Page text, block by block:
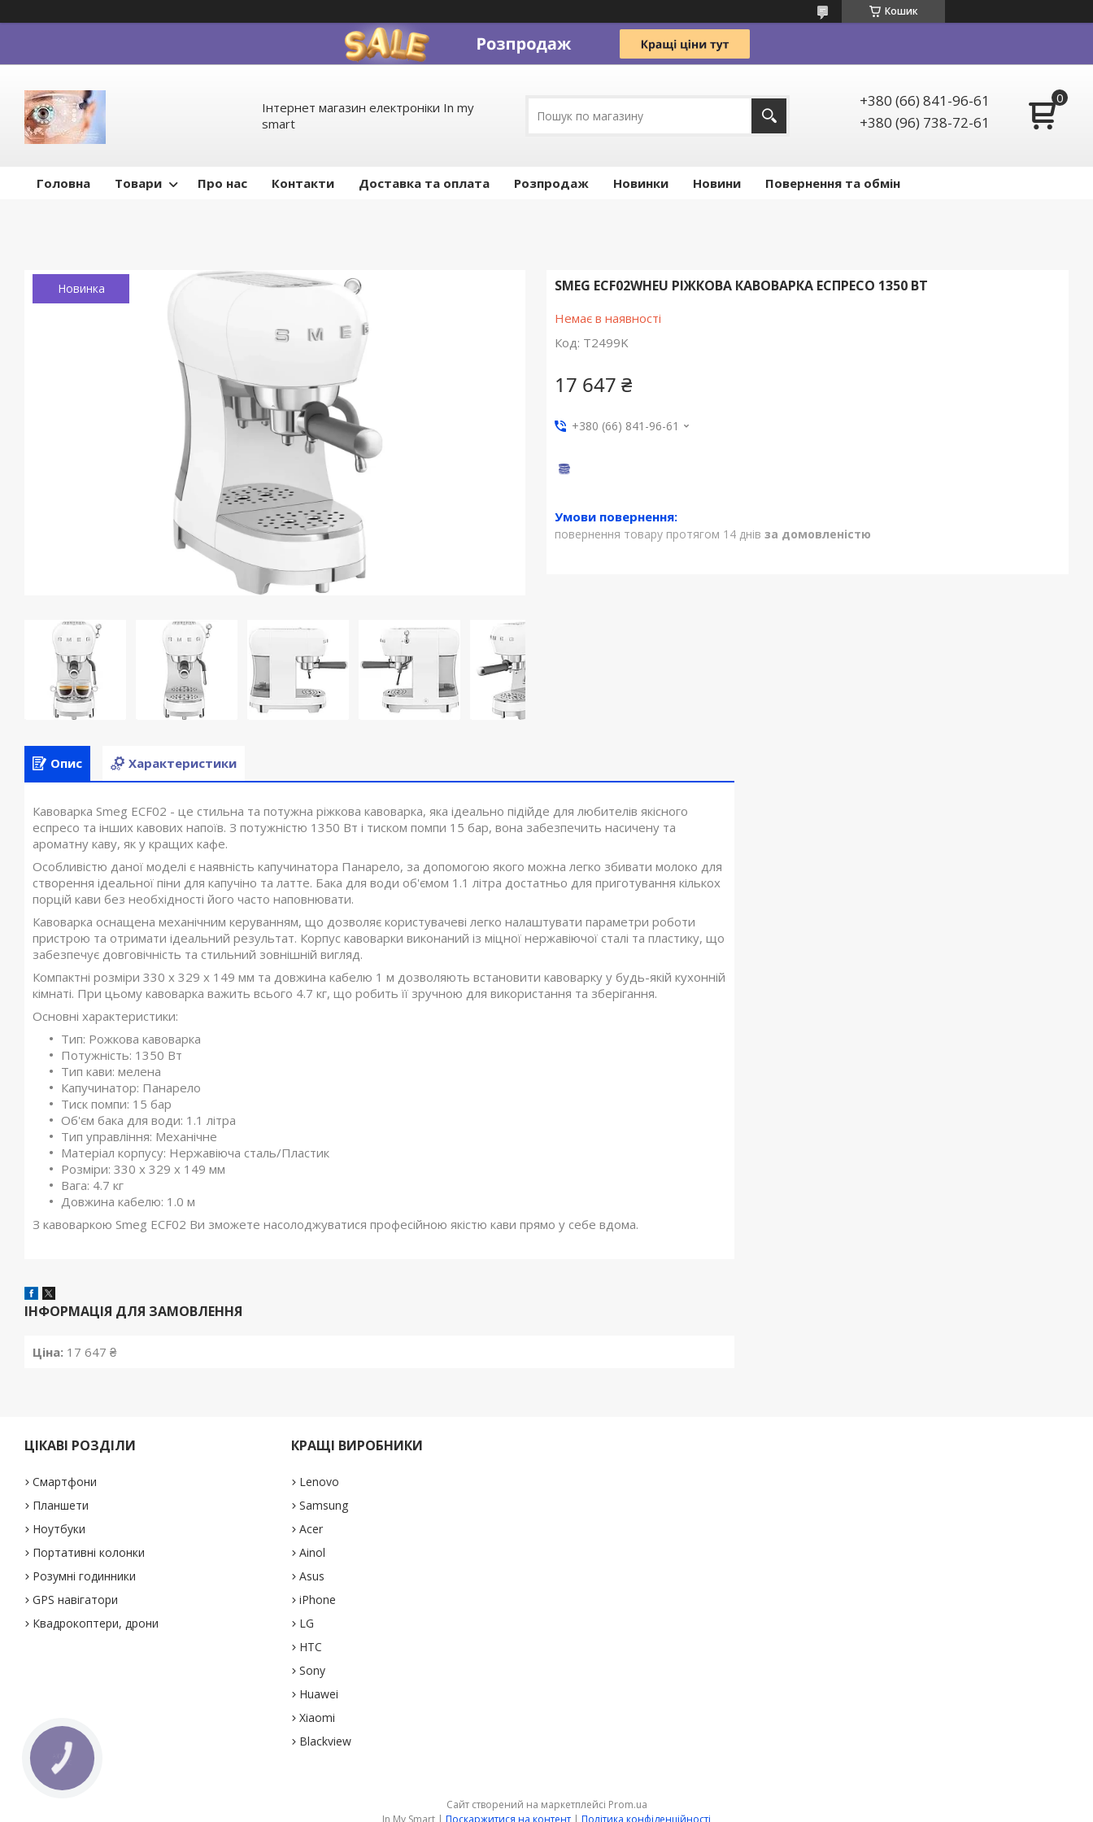
Кошик
Інтернет магазин електроніки In my
smart
+380 (66) 841-96-61
+380 (96) 738-72-61
Головна Товари Про нас Контакти Доставка та оплата Pозпродаж Новинки Новини Повернення та обмін
Новинка SMEG ECF02WHEU РІЖКОВА КАВОВАРКА ЕСПРЕСО 1350 ВТ
Немає в наявності
Код: T2499K
17 647 ₴
+380 (66) 841-96-61
повернення товару протягом 14 днів за домовленістю
Опис Характеристики
Кавоварка Smeg ECF02 - це стильна та потужна ріжкова кавоварка, яка ідеально підійде для любителів якісного
еспресо та інших кавових напоїв. З потужністю 1350 Вт і тиском помпи 15 бар, вона забезпечить насичену та
ароматну каву, як у кращих кафе.
Особливістю даної моделі є наявність капучинатора Панарело, за допомогою якого можна легко збивати молоко для
створення ідеальної піни для капучіно та латте. Бака для води об'ємом 1.1 літра достатньо для приготування кількох
порцій кави без необхідності його часто наповнювати.
Кавоварка оснащена механічним керуванням, що дозволяє користувачеві легко налаштувати параметри роботи
пристрою та отримати ідеальний результат. Корпус кавоварки виконаний із міцної нержавіючої сталі та пластику, що
забезпечує довговічність та стильний зовнішній вигляд.
Компактні розміри 330 x 329 x 149 мм та довжина кабелю 1 м дозволяють встановити кавоварку у будь-якій кухонній
кімнаті. При цьому кавоварка важить всього 4.7 кг, що робить її зручною для використання та зберігання.
Основні характеристики:
Тип: Рожкова кавоварка
Потужність: 1350 Вт
Тип кави: мелена
Капучинатор: Панарело
Тиск помпи: 15 бар
Об'єм бака для води: 1.1 літра
Тип управління: Механічне
Матеріал корпусу: Нержавіюча сталь/Пластик
Розміри: 330 x 329 x 149 мм
Вага: 4.7 кг
Довжина кабелю: 1.0 м
З кавоваркою Smeg ECF02 Ви зможете насолоджуватися професійною якістю кави прямо у себе вдома.
ІНФОРМАЦІЯ ДЛЯ ЗАМОВЛЕННЯ
Ціна: 17 647 ₴
ЦІКАВІ РОЗДІЛИ
Смартфони
Планшети
Ноутбуки
Портативні колонки
Розумні годинники
GPS навігатори
Квадрокоптери, дрони
КРАЩІ ВИРОБНИКИ
Lenovo
Samsung
Acer
Ainol
Asus
iPhone
LG
HTC
Sony
Huawei
Xiaomi
Blackview
Сайт створений на маркетплейсі Prom.ua
In My Smart | Поскаржитися на контент | Політика конфіденційності
КНОПКА
ЗВ'ЯЗКУ